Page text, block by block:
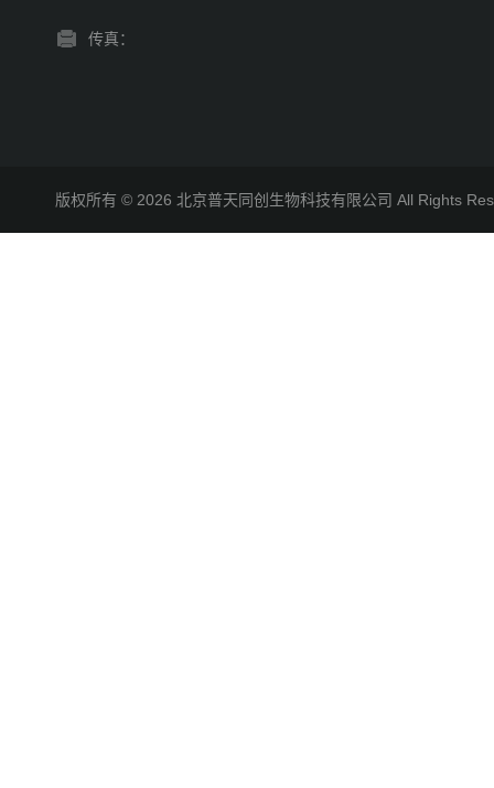
传真：
版权所有 © 2026 北京普天同创生物科技有限公司 All Rights